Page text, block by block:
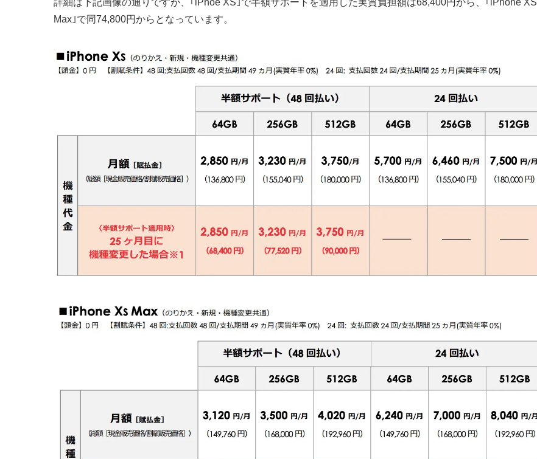
詳細は下記画像の通りですが、｢iPhoe XS｣で半額サポートを適用した実質負担額は68,400円から、｢iPhone XS
Max｣で同74,800円からとなっています。